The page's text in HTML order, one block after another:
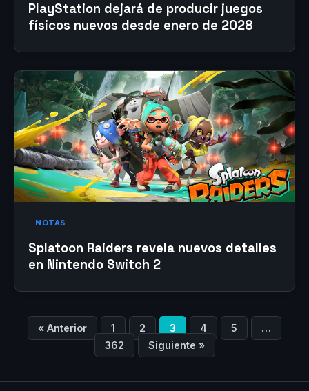
PlayStation dejará de producir juegos
físicos nuevos desde enero de 2028
NOTAS
Splatoon Raiders revela nuevos detalles
en Nintendo Switch 2
« Anterior 1 2 3 4 5
…
362
Siguiente »